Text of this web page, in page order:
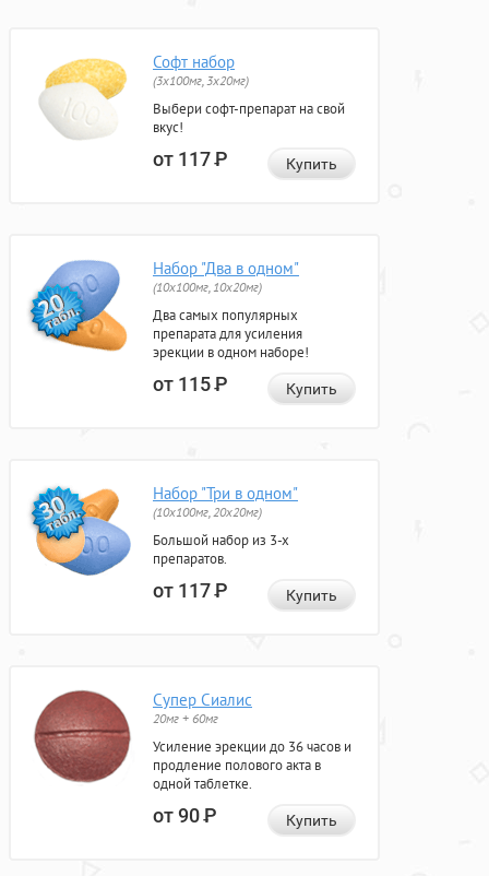
Софт набор
(3x100мг, 3x20мг)
Выбери софт-препарат на свой
вкус!
от 117Р Купить
Набор "Два в одном"
(10x100мг, 10x20мг)
Два самых популярных
препарата для усиления
эрекции в одном наборе!
от 115Р Купить
Набор "Три в одном"
(10x100мг, 20x20мг)
Большой набор из 3-х
препаратов.
от 117Р Купить
Супер Сиалис
20мг + 60мг
Усиление эрекции до 36 часов и
продление полового акта в
одной таблетке.
от 90Р Купить